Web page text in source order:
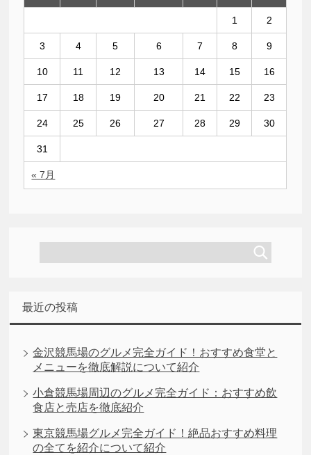
« 7月
1 2
3 4 5 6 7 8 9
10 11 12 13 14 15 16
17 18 19 20 21 22 23
24 25 26 27 28 29 30
31
最近の投稿
金沢競馬場のグルメ完全ガイド！おすすめ食堂と
メニューを徹底解説について紹介
小倉競馬場周辺のグルメ完全ガイド：おすすめ飲
食店と売店を徹底紹介
東京競馬場グルメ完全ガイド！絶品おすすめ料理
の全てを紹介について紹介